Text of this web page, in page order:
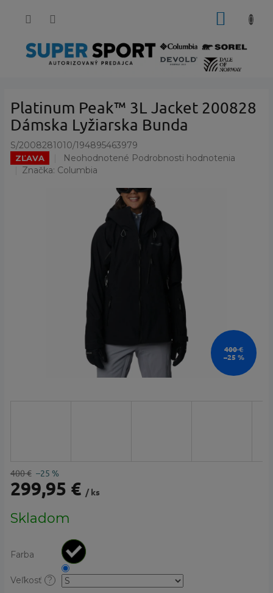
Platinum Peak™ 3L Jacket 200828
Dámska Lyžiarska Bunda
S/2008281010/194895463979
ZĽAVA
Priemerné
hodnotenie
hviezdičiek.
Neohodnotené Podrobnosti hodnotenia
Značka: Columbia
400 €
–25 %
400 € –25 %
299,95 € / ks
cena:
Skladom
Farba
Veľkosť ?